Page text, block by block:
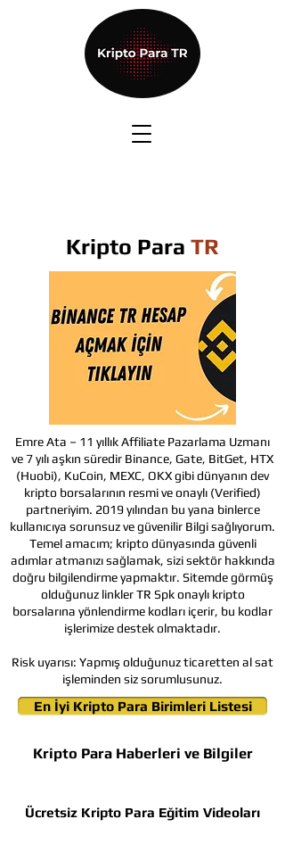
Ücretsiz Kripto Para Eğitim Videoları
Kripto Para Haberleri ve Bilgiler
En İyi Kripto Para Birimleri Listesi
Kripto Para TR
Emre Ata – 11 yıllık Affiliate Pazarlama Uzmanı
ve 7 yılı aşkın süredir Binance, Gate, BitGet, HTX
(Huobi), KuCoin, MEXC, OKX gibi dünyanın dev
kripto borsalarının resmi ve onaylı (Verified)
partneriyim. 2019 yılından bu yana binlerce
kullanıcıya sorunsuz ve güvenilir Bilgi sağlıyorum.
Temel amacım; kripto dünyasında güvenli
adımlar atmanızı sağlamak, sizi sektör hakkında
doğru bilgilendirme yapmaktır. Sitemde görmüş
olduğunuz linkler TR Spk onaylı kripto
borsalarına yönlendirme kodları içerir, bu kodlar
işlerimize destek olmaktadır.
Risk uyarısı: Yapmış olduğunuz ticaretten al sat
işleminden siz sorumlusunuz.